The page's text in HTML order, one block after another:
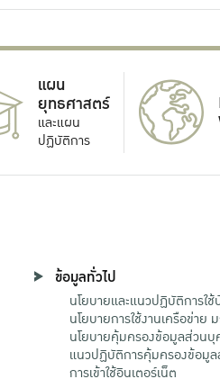
แผน
ยุทธศาสตร์
และแผน
ปฏิบัติการ
ข้อมูลทั่วไป
นโยบายและแนวปฏิบัติการใ
นโยบายการใช้งานเครือข่าย
นโยบายคุ้มครองข้อมูลส่วน
แนวปฏิบัติการคุ้มครองข้อมู
การเข้าใช้อินเตอร์เน็ต